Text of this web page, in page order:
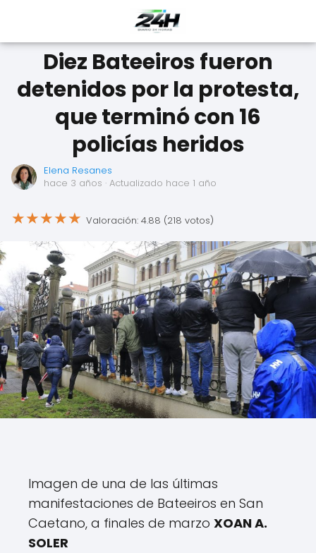
Diez Bateeiros fueron
detenidos por la protesta,
que terminó con 16
policías heridos
Elena Resanes
hace 3 años · Actualizado hace 1 año
★★★★★ Valoración: 4.88 (218 votos)
Imagen de una de las últimas
manifestaciones de Bateeiros en San
Caetano, a finales de marzo XOAN A.
SOLER